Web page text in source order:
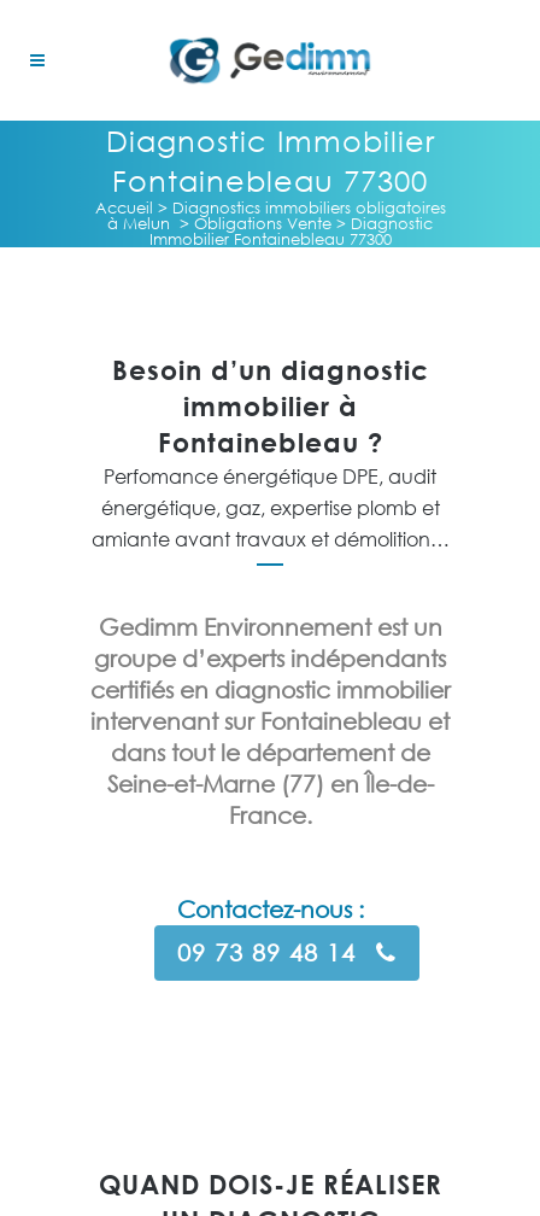
Diagnostic Immobilier
Fontainebleau 77300
Accueil > Diagnostics immobiliers obligatoires
à Melun > Obligations Vente > Diagnostic
Immobilier Fontainebleau 77300
Besoin d’un diagnostic
immobilier à
Fontainebleau ?
Perfomance énergétique DPE, audit
énergétique, gaz, expertise plomb et
amiante avant travaux et démolition…
Gedimm Environnementest un
groupe d’experts indépendants
certifiés en diagnostic immobilier
intervenant sur Fontainebleau et
dans tout le département de
Seine-et-Marne (77) en Île-de-
France.
Contactez-nous :
09 73 89 48 14
QUAND DOIS-JE RÉALISER